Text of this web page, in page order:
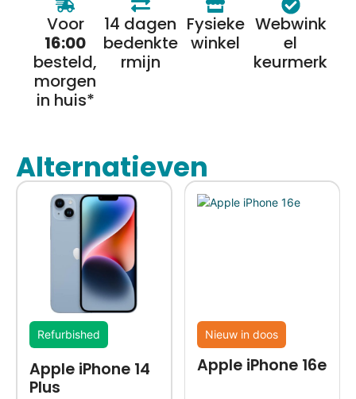
Voor
16:00
besteld,
morgen
in huis*
14 dagen
bedenkte
rmijn
Fysieke
winkel
Webwink
el
keurmerk
Alternatieven
Refurbished
Apple iPhone 14
Plus
Nieuw in doos
Apple iPhone 16e